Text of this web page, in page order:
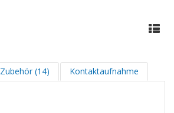
Zubehör (14) Kontaktaufnahme